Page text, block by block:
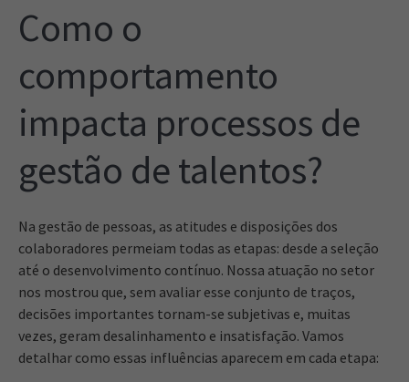
Como o
comportamento
impacta processos de
gestão de talentos?
Na gestão de pessoas, as atitudes e disposições dos
colaboradores permeiam todas as etapas: desde a seleção
até o desenvolvimento contínuo. Nossa atuação no setor
nos mostrou que, sem avaliar esse conjunto de traços,
decisões importantes tornam-se subjetivas e, muitas
vezes, geram desalinhamento e insatisfação. Vamos
detalhar como essas influências aparecem em cada etapa: